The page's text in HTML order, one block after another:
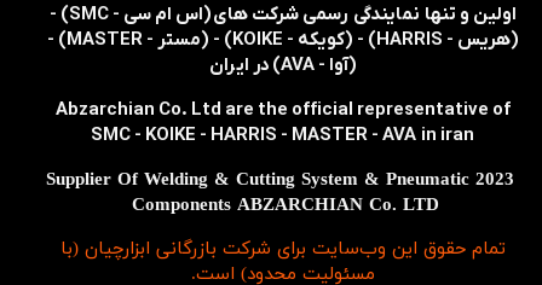
تمام حقوق اين وب‌سايت برای شرکت بازرگانی ابزارچیان (با
مسئولیت محدود) است.
2023 Supplier Of Welding & Cutting System & Pneumatic
Components ABZARCHIAN Co. LTD
​​اولین و تنها نمایندگی رسمی شرکت های (اس ام سی - SMC) -
(هریس - HARRIS) - (کویکه - KOIKE) - (مستر - MASTER) -
(آوا - AVA) در ایران
Abzarchian Co. Ltd are the official representative of
SMC - KOIKE - HARRIS - MASTER - AVA in iran